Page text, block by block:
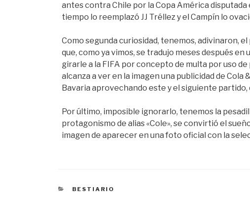
antes contra Chile por la Copa América
tiempo lo reemplazó JJ Tréllez y el Campín lo
Como segunda curiosidad, tenemos, adivinaron,
que, como ya vimos, se tradujo meses después
girarle a la FIFA por concepto de multa por uso
alcanza a ver en la imagen una publicidad de Cola
Bavaria aprovechando este y el siguiente
Por último, imposible ignorarlo, tenemos la
protagonismo de alias «Cole», se convirtió el
imagen de aparecer en una foto oficial con la
CATEGORÍAS
BESTIARIO